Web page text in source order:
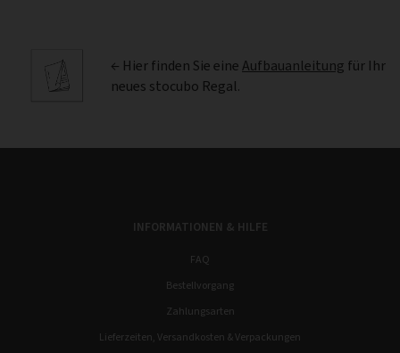
← Hier finden Sie eineAufbauanleitung für Ihr
neues stocubo Regal.
INFORMATIONEN & HILFE
FAQ
Bestellvorgang
Zahlungsarten
Lieferzeiten, Versandkosten & Verpackungen